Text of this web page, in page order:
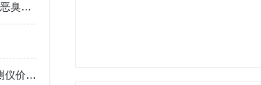
2分钟！带你快速了解便携式恶臭气体分析仪
哪些因素会影响可燃气体检测仪价格？